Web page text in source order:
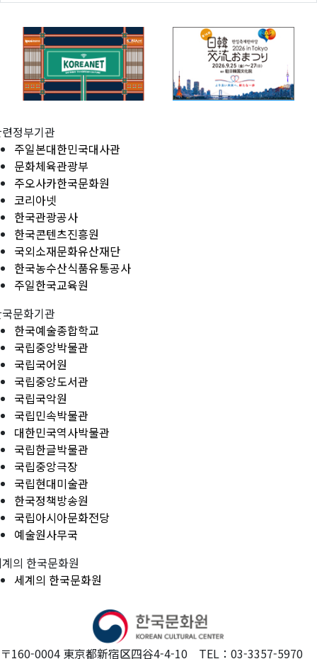
정부기관
주일본대한민국대사관
문화체육관광부
주오사카한국문화원
코리아넷
한국관광공사
한국콘텐츠진흥원
국외소재문화유산재단
한국농수산식품유통공사
주일한국교육원
문화기관
한국예술종합학교
국립중앙박물관
국립국어원
국립중앙도서관
국립국악원
국립민속박물관
대한민국역사박물관
국립한글박물관
국립중앙극장
국립현대미술관
한국정책방송원
국립아시아문화전당
예술원사무국
의 한국문화원
세계의 한국문화원
〒160-0004 東京都新宿区四谷4-4-10 TEL：03-3357-5970